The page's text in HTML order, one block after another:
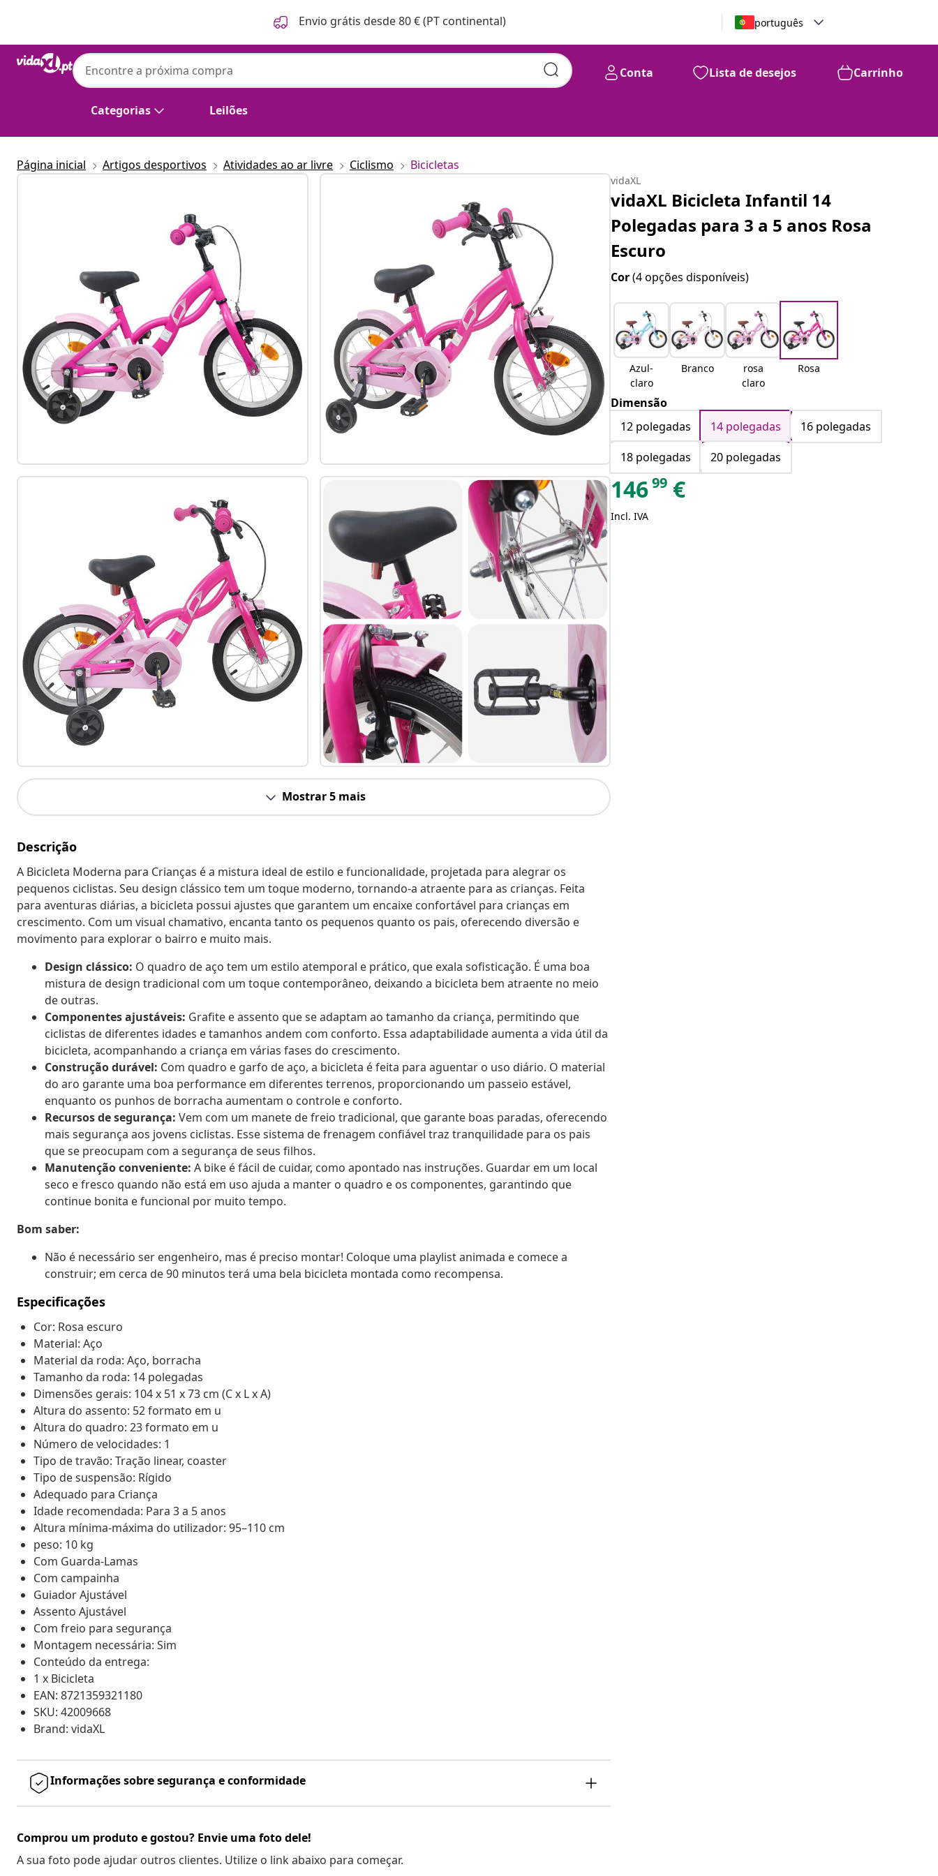
Envio grátis desde 80 € (PT continental) português
Categorias Leilões
Conta Lista de desejos Carrinho
Página inicial Artigos desportivos Atividades ao ar livre Ciclismo Bicicletas
Mostrar 5 mais
Descrição
A Bicicleta Moderna para Crianças é a mistura ideal de estilo e funcionalidade, projetada para alegrar os
pequenos ciclistas. Seu design clássico tem um toque moderno, tornando-a atraente para as crianças. Feita
para aventuras diárias, a bicicleta possui ajustes que garantem um encaixe confortável para crianças em
crescimento. Com um visual chamativo, encanta tanto os pequenos quanto os pais, oferecendo diversão e
movimento para explorar o bairro e muito mais.
Design clássico: O quadro de aço tem um estilo atemporal e prático, que exala sofisticação. É uma boa
mistura de design tradicional com um toque contemporâneo, deixando a bicicleta bem atraente no meio
de outras.
Componentes ajustáveis: Grafite e assento que se adaptam ao tamanho da criança, permitindo que
ciclistas de diferentes idades e tamanhos andem com conforto. Essa adaptabilidade aumenta a vida útil da
bicicleta, acompanhando a criança em várias fases do crescimento.
Construção durável: Com quadro e garfo de aço, a bicicleta é feita para aguentar o uso diário. O material
do aro garante uma boa performance em diferentes terrenos, proporcionando um passeio estável,
enquanto os punhos de borracha aumentam o controle e conforto.
Recursos de segurança: Vem com um manete de freio tradicional, que garante boas paradas, oferecendo
mais segurança aos jovens ciclistas. Esse sistema de frenagem confiável traz tranquilidade para os pais
que se preocupam com a segurança de seus filhos.
Manutenção conveniente: A bike é fácil de cuidar, como apontado nas instruções. Guardar em um local
seco e fresco quando não está em uso ajuda a manter o quadro e os componentes, garantindo que
continue bonita e funcional por muito tempo.
Bom saber:
Não é necessário ser engenheiro, mas é preciso montar! Coloque uma playlist animada e comece a
construir; em cerca de 90 minutos terá uma bela bicicleta montada como recompensa.
Especificações
Cor: Rosa escuro
Material: Aço
Material da roda: Aço, borracha
Tamanho da roda: 14 polegadas
Dimensões gerais: 104 x 51 x 73 cm (C x L x A)
Altura do assento: 52 formato em u
Altura do quadro: 23 formato em u
Número de velocidades: 1
Tipo de travão: Tração linear, coaster
Tipo de suspensão: Rígido
Adequado para Criança
Idade recomendada: Para 3 a 5 anos
Altura mínima-máxima do utilizador: 95–110 cm
peso: 10 kg
Com Guarda-Lamas
Com campainha
Guiador Ajustável
Assento Ajustável
Com freio para segurança
Montagem necessária: Sim
Conteúdo da entrega:
1 x Bicicleta
EAN: 8721359321180
SKU: 42009668
Brand: vidaXL
Informações sobre segurança e conformidade
Comprou um produto e gostou? Envie uma foto dele!
A sua foto pode ajudar outros clientes. Utilize o link abaixo para começar.
vidaXL
vidaXL Bicicleta Infantil 14
Polegadas para 3 a 5 anos Rosa
Escuro
Cor(4 opções disponíveis)
Azul-
claro
Branco
rosa
claro
Rosa
Dimensão
12 polegadas
14 polegadas
16 polegadas
18 polegadas
20 polegadas
14699 €
Incl. IVA